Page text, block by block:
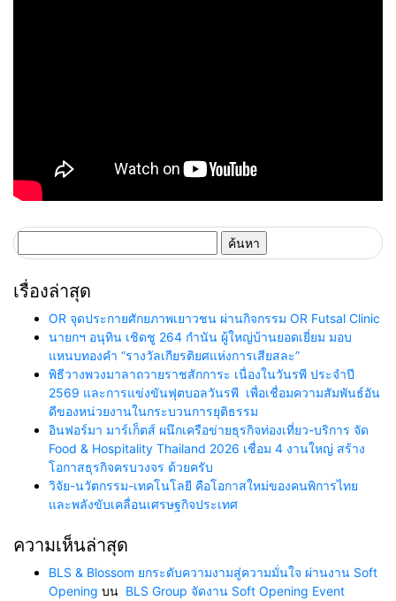
สำหรับ:
เรื่องล่าสุด
OR จุดประกายศักยภาพเยาวชน ผ่านกิจกรรม OR Futsal Clinic
นายกฯ อนุทิน เชิดชู 264 กำนัน ผู้ใหญ่บ้านยอดเยี่ยม มอบ
แหนบทองคำ “รางวัลเกียรติยศแห่งการเสียสละ”
พิธีวางพวงมาลาถวายราชสักการะ เนื่องในวันรพี ประจำปี
2569 และการแข่งขันฟุตบอลวันรพี เพื่อเชื่อมความสัมพันธ์อัน
ดีของหน่วยงานในกระบวนการยุติธรรม
อินฟอร์มา มาร์เก็ตส์ ผนึกเครือข่ายธุรกิจท่องเที่ยว-บริการ จัด
Food & Hospitality Thailand 2026 เชื่อม 4 งานใหญ่ สร้าง
โอกาสธุรกิจครบวงจร ด้วยครับ
วิจัย-นวัตกรรม-เทคโนโลยี คือโอกาสใหม่ของคนพิการไทย
และพลังขับเคลื่อนเศรษฐกิจประเทศ
ความเห็นล่าสุด
BLS & Blossom ยกระดับความงามสู่ความมั่นใจ ผ่านงาน Soft
Opening บน BLS Group จัดงาน Soft Opening Event